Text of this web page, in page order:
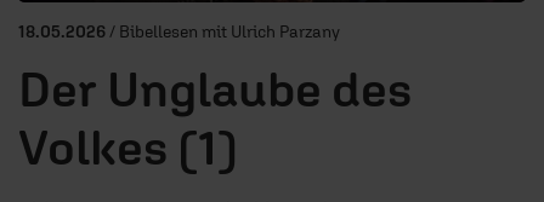
18.05.2026 / Bibellesen mit Ulrich Parzany
Der Unglaube des
Volkes (1)